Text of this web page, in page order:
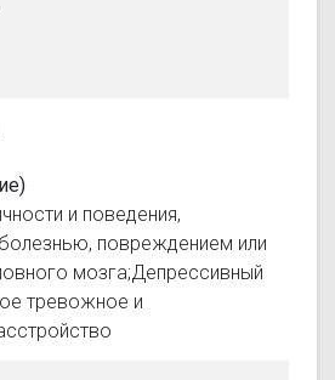
и поведения,
повреждением или
мозга;Депрессивный
тревожное и